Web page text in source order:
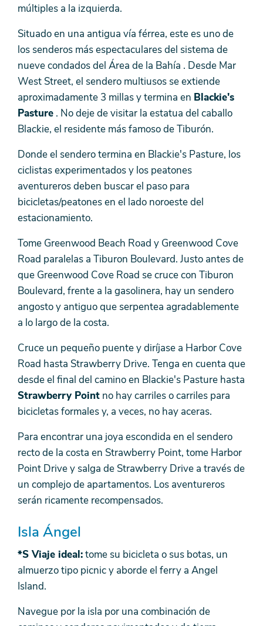
múltiples a la izquierda.
Situado en una antigua vía férrea, este es uno de
los senderos más espectaculares del sistema de
nueve condados del Área de la Bahía . Desde Mar
West Street, el sendero multiusos se extiende
aproximadamente 3 millas y termina en Blackie's
Pasture . No deje de visitar la estatua del caballo
Blackie, el residente más famoso de Tiburón.
Donde el sendero termina en Blackie's Pasture, los
ciclistas experimentados y los peatones
aventureros deben buscar el paso para
bicicletas/peatones en el lado noroeste del
estacionamiento.
Tome Greenwood Beach Road y Greenwood Cove
Road paralelas a Tiburon Boulevard. Justo antes de
que Greenwood Cove Road se cruce con Tiburon
Boulevard, frente a la gasolinera, hay un sendero
angosto y antiguo que serpentea agradablemente
a lo largo de la costa.
Cruce un pequeño puente y diríjase a Harbor Cove
Road hasta Strawberry Drive. Tenga en cuenta que
desde el final del camino en Blackie's Pasture hasta
Strawberry Point no hay carriles o carriles para
bicicletas formales y, a veces, no hay aceras.
Para encontrar una joya escondida en el sendero
recto de la costa en Strawberry Point, tome Harbor
Point Drive y salga de Strawberry Drive a través de
un complejo de apartamentos. Los aventureros
serán ricamente recompensados.
Isla Ángel
*S Viaje ideal:tome su bicicleta o sus botas, un
almuerzo tipo picnic y aborde el ferry a Angel
Island.
Navegue por la isla por una combinación de